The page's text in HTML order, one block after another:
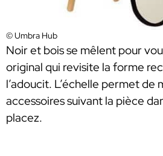
© Umbra Hub
Noir et bois se mêlent pour
original qui revisite la forme
l’adoucit. L’échelle permet de
accessoires suivant la pièce
placez.